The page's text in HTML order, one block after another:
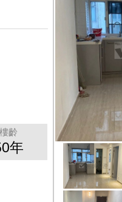
樓齡
年